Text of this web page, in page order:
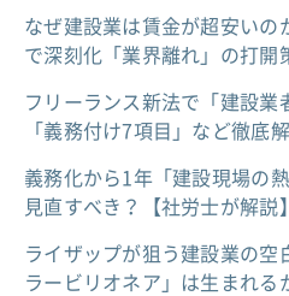
なぜ建設業は賃金が超安いの
で深刻化「業界離れ」の打開
フリーランス新法で「建設業
「義務付け7項目」など徹底
義務化から1年「建設現場の
見直すべき？【社労士が解説】
ライザップが狙う建設業の空
ラービリオネア」は生まれる